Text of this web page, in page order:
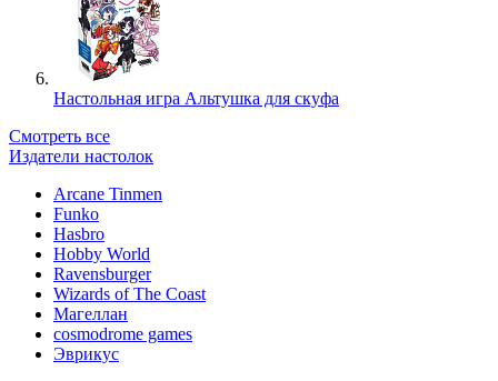
Настольная игра Альтушка для скуфа
Смотреть все
Издатели настолок
Arcane Tinmen
Funko
Hasbro
Hobby World
Ravensburger
Wizards of The Coast
Магеллан
сosmodrome games
Эврикус